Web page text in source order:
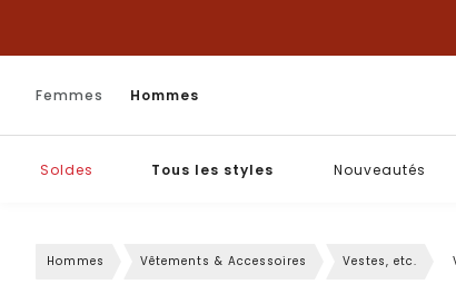
Femmes Hommes
Soldes Tous les styles Nouveautés
Hommes Vêtements & Accessoires Vestes, etc.